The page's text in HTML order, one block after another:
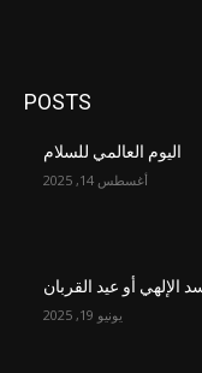
POSTS
اليوم العالمي للسلام
أغسطس 14, 2025
الإلهي أو عيد القربان
يونيو 19, 2025